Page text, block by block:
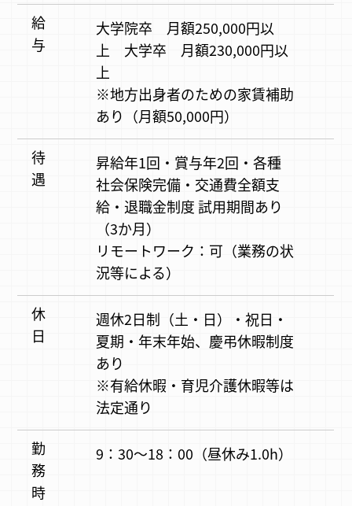
給
与
大学院卒 月額250,000円以
上 大学卒 月額230,000円以
上
※地方出身者のための家賃補助
あり（月額50,000円）
待
遇
昇給年1回・賞与年2回・各種
社会保険完備・交通費全額支
給・退職金制度 試用期間あり
（3か月）
リモートワーク：可（業務の状
況等による）
休
日
週休2日制（土・日）・祝日・
夏期・年末年始、慶弔休暇制度
あり
※有給休暇・育児介護休暇等は
法定通り
勤
務
時
9：30～18：00（昼休み1.0h）